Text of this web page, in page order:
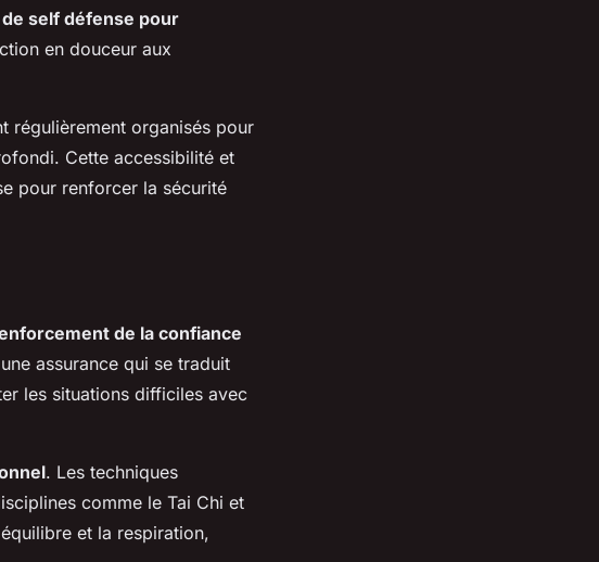
self défense pour
en douceur aux
régulièrement organisés pour
Cette accessibilité et
pour renforcer la sécurité
de la confiance
assurance qui se traduit
les situations difficiles avec
. Les techniques
comme le Tai Chi et
et la respiration,